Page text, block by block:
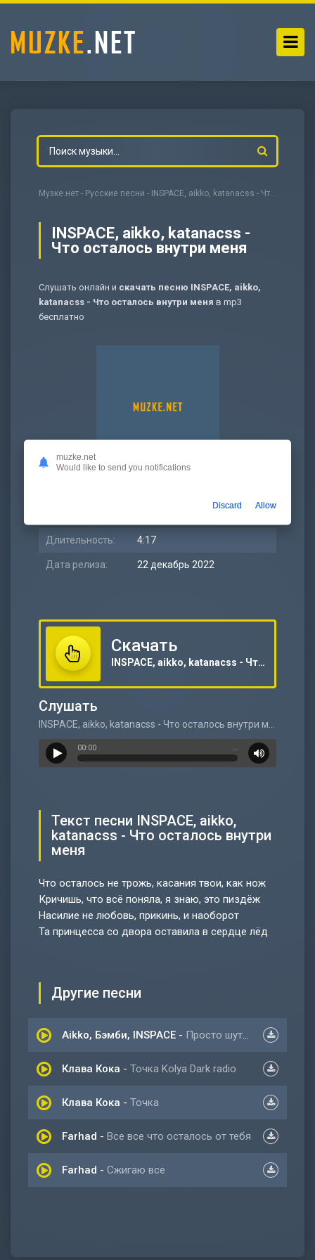
Музке.нет - Русские песни - INSPACE, aikko, katanacss - Что осталось внутри меня
INSPACE, aikko, katanacss -
Что осталось внутри меня
Слушать онлайн и скачать песню INSPACE, aikko,
katanacss - Что осталось внутри меня в mp3
бесплатно
Длительность: 4:17
Дата релиза: 22 декабрь 2022
Скачать
INSPACE, aikko, katanacss - Что осталось внутри меня
Слушать
00:00 …
Текст песни INSPACE, aikko,
katanacss - Что осталось внутри
меня
Что осталось не трожь, касания твои, как нож
Кричишь, что всё поняла, я знаю, это пиздёж
Насилие не любовь, прикинь, и наоборот
Та принцесса со двора оставила в сердце лёд
Другие песни
Aikko, Бэмби, INSPACE - Просто шуточка
Клава Кока - Точка Kolya Dark radio
Клава Кока - Точка
Farhad - Все все что осталось от тебя
Farhad - Сжигаю все
muzke.net
Would like to send you notifications
Discard Allow